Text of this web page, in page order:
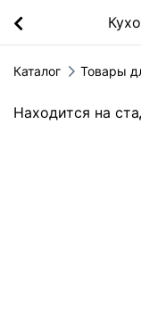
Каталог Товары
Находится на